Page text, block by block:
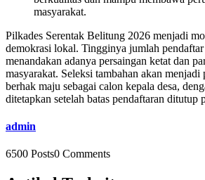
masyarakat.
Pilkades Serentak Belitung 2026 menjadi
demokrasi lokal. Tingginya jumlah
menandakan adanya persaingan ketat dan
masyarakat. Seleksi tambahan akan menjadi
berhak maju sebagai calon kepala desa,
ditetapkan setelah batas pendaftaran ditutup
admin
6500 Posts0 Comments